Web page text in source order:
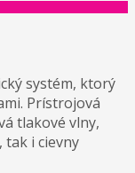
systém, ktorý
Prístrojová
tlakové vlny,
tak i cievny